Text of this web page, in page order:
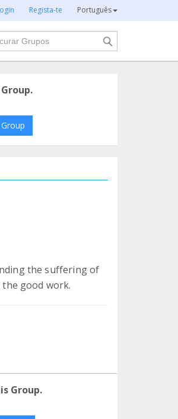
Regista-te Português
the suffering of
good work.
Group.